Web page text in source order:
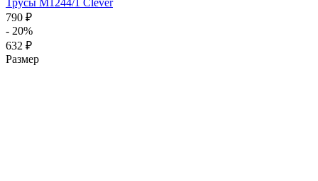
790 ₽
- 20%
632 ₽
Размер